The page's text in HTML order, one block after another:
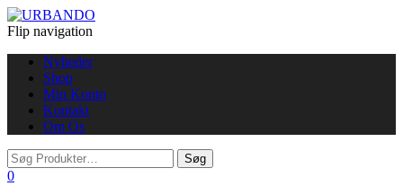
Flip navigation
Nyheder
Shop
Min Konto
Kontakt
Om Os
0